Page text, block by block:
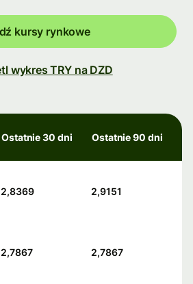
kursy rynkowe
wykres TRY na DZD
Ostatnie 30 dni Ostatnie 90 dni
2,8369 2,9151
2,7867 2,7867